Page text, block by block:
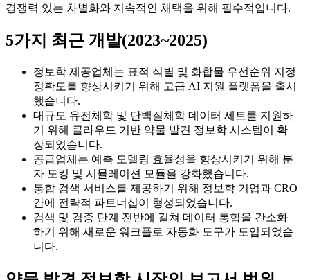
경쟁력 있는 차별화와 지속적인 채택을 위해 필수적입니다.
5가지 최근 개발(2023~2025)
정보학 제공업체는 표적 식별 및 화합물 우선순위 지정
정확도를 향상시키기 위해 고급 AI 지원 플랫폼을 출시
했습니다.
대규모 유전체학 및 단백질체학 데이터 세트를 지원하
기 위해 클라우드 기반 약물 발견 정보학 시스템이 확
장되었습니다.
공급업체는 예측 모델링 효율성을 향상시키기 위해 분
자 도킹 및 시뮬레이션 모듈을 강화했습니다.
통합 검색 서비스를 제공하기 위해 정보학 기업과 CRO
간에 전략적 파트너십이 형성되었습니다.
검색 및 검증 단계 전반에 걸쳐 데이터 통합을 간소화
하기 위해 새로운 워크플로 자동화 도구가 도입되었습
니다.